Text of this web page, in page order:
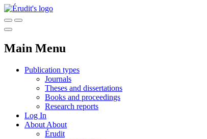
Main Menu
Publication types
Journals
Theses and dissertations
Books and proceedings
Research reports
Log In
About About
Érudit